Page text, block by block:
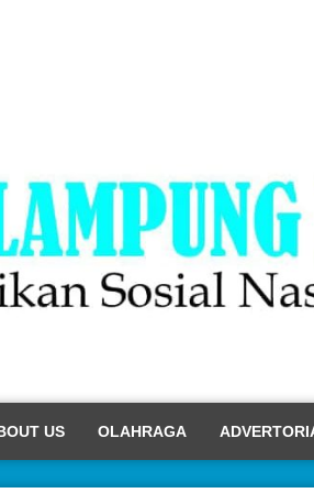
US OLAHRAGA